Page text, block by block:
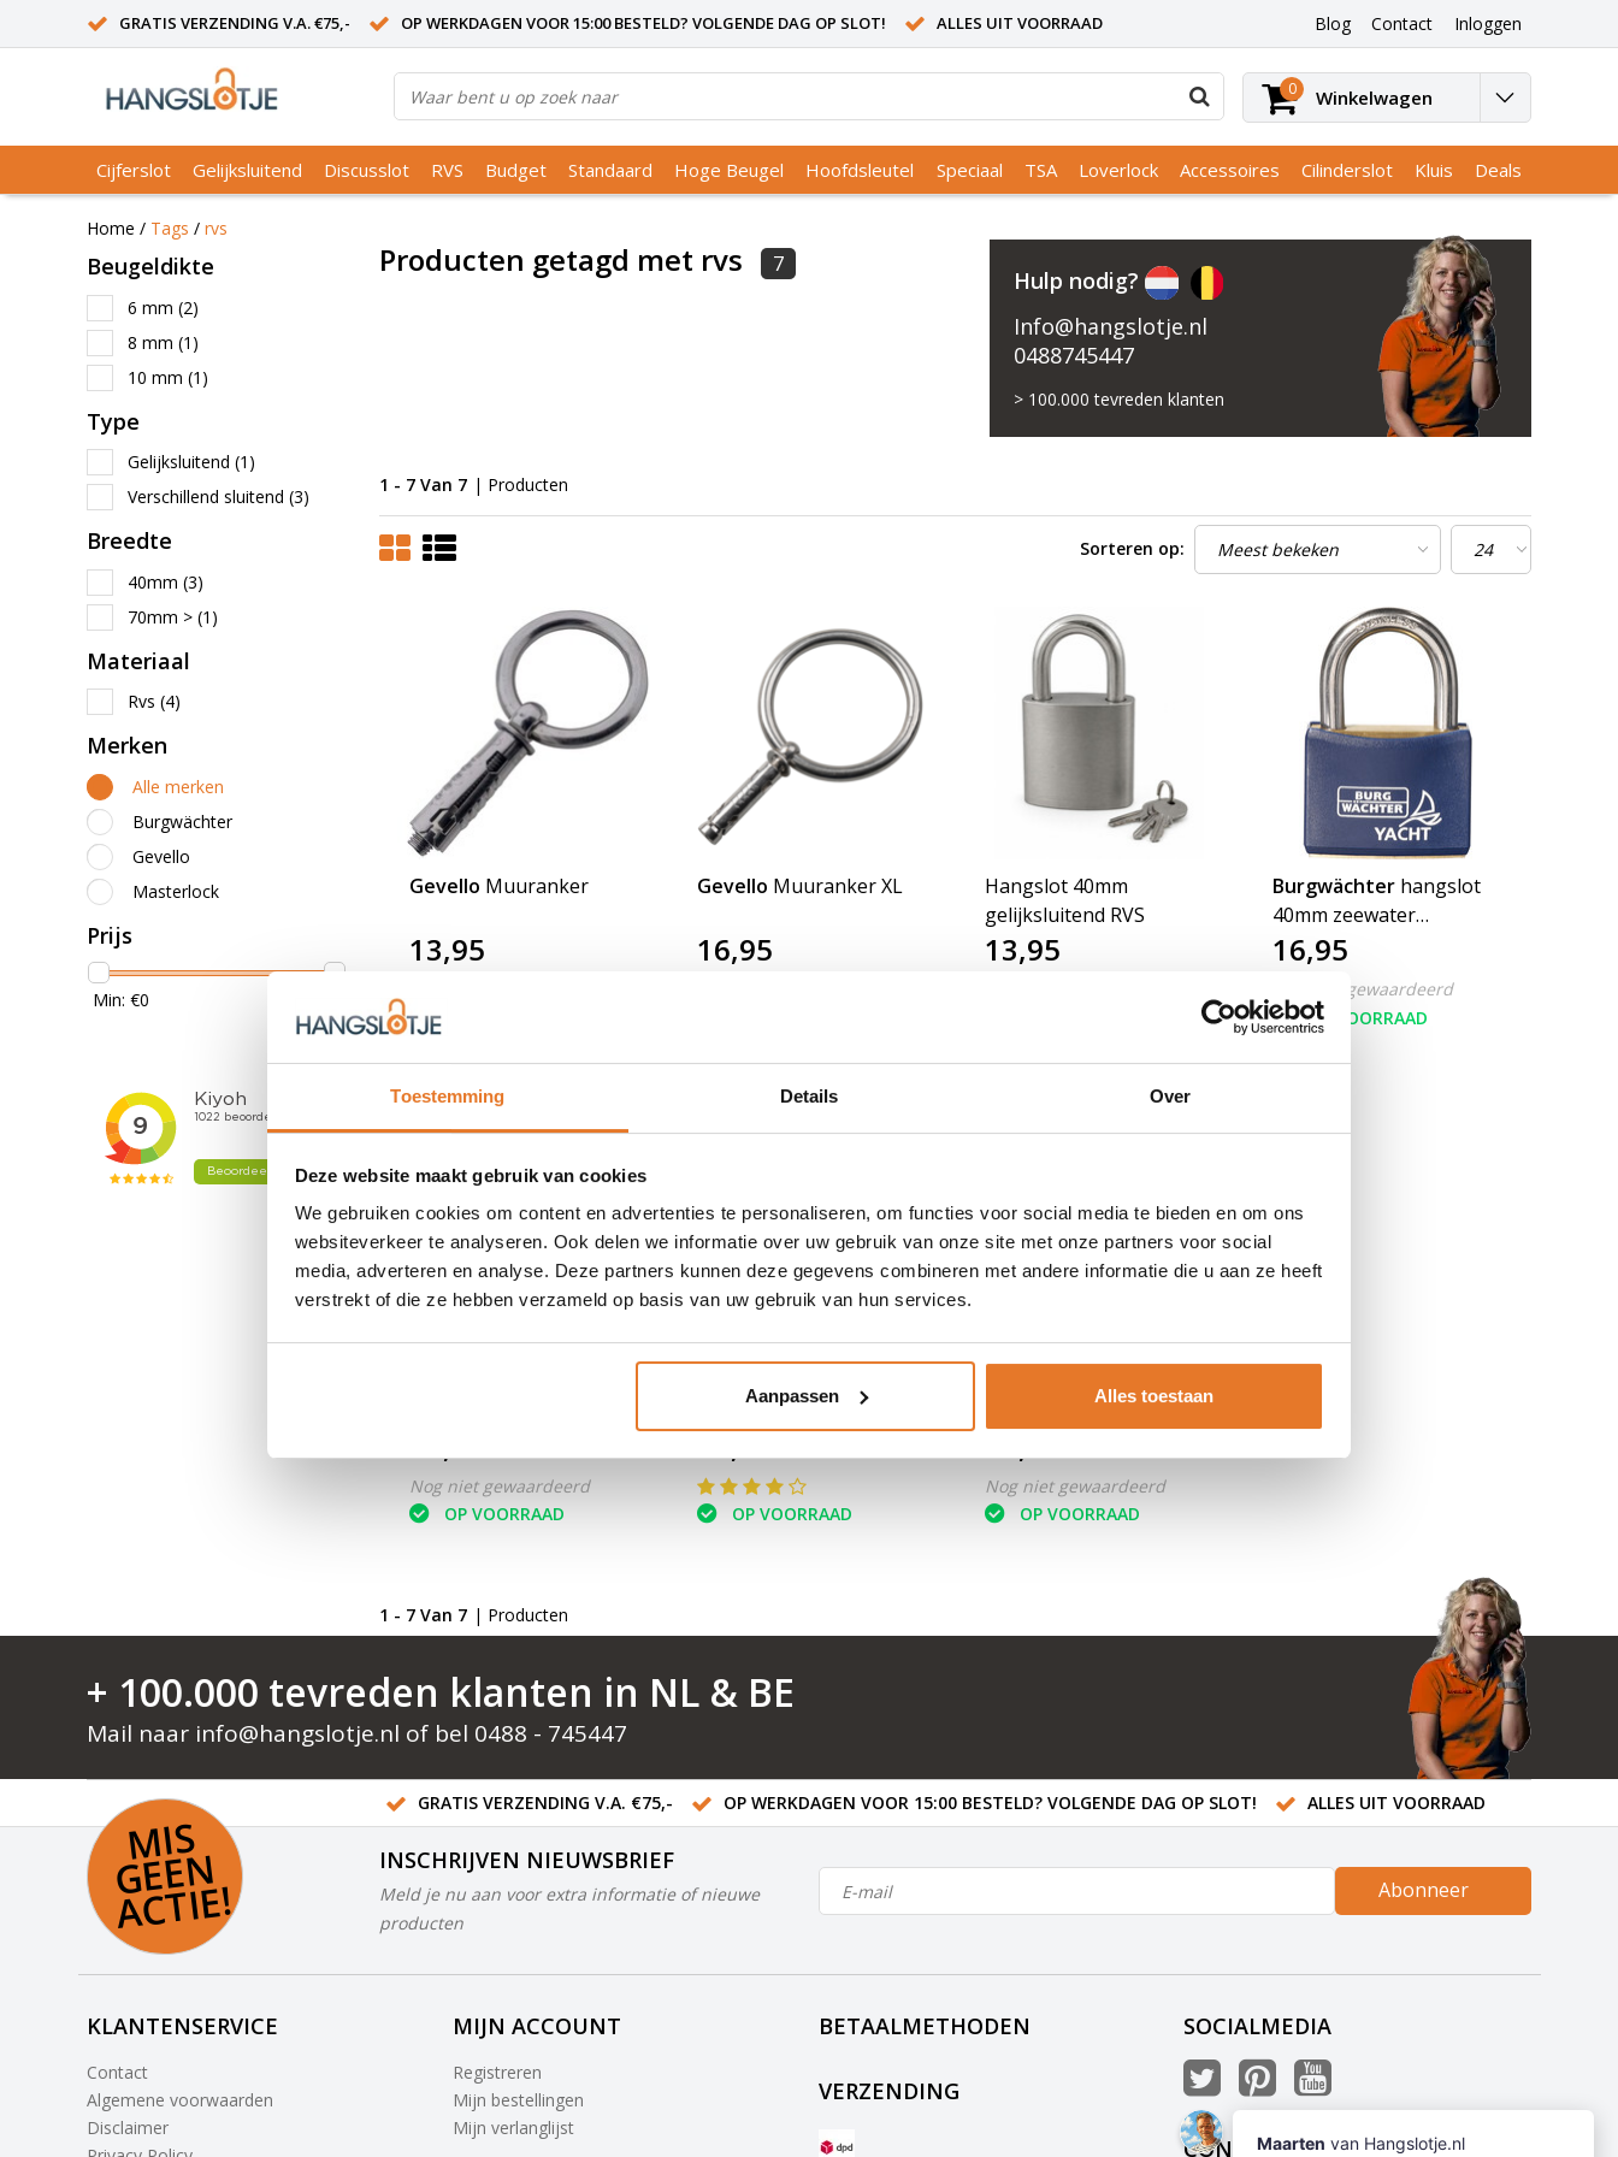
Toestemming Details Over
Deze website maakt gebruik van cookies
We gebruiken cookies om content en advertenties te personaliseren, om functies voor social media te bieden en om ons
websiteverkeer te analyseren. Ook delen we informatie over uw gebruik van onze site met onze partners voor social
media, adverteren en analyse. Deze partners kunnen deze gegevens combineren met andere informatie die u aan ze heeft
verstrekt of die ze hebben verzameld op basis van uw gebruik van hun services.
Aanpassen Alles toestaan
GRATIS VERZENDING V.A. €75,- OP WERKDAGEN VOOR 15:00 BESTELD? VOLGENDE DAG OP SLOT! ALLES UIT VOORRAAD Blog Contact Inloggen
0 Winkelwagen
Cijferslot Gelijksluitend Discusslot RVS Budget Standaard Hoge Beugel Hoofdsleutel Speciaal TSA Loverlock Accessoires Cilinderslot Kluis Deals
Home / Tags / rvs
Beugeldikte
6 mm (2)
8 mm (1)
10 mm (1)
Type
Gelijksluitend (1)
Verschillend sluitend (3)
Breedte
40mm (3)
70mm > (1)
Materiaal
Rvs (4)
Merken
Alle merken
Burgwächter
Gevello
Masterlock
Prijs
Min: €0
Producten getagd met rvs 7
Hulp nodig?
Info@hangslotje.nl
0488745447
> 100.000 tevreden klanten
1 - 7 Van 7 | Producten
Sorteren op:
Gevello Muuranker
13,95
Gevello Muuranker XL
16,95
Hangslot 40mm
gelijksluitend RVS
13,95
Burgwächter hangslot
40mm zeewater
bestendig Yacht
16,95
Nog niet gewaardeerd
OP VOORRAAD
Nog niet gewaardeerd
OP VOORRAAD
Masterlock
hoekig
OP VOORRAAD
Hangslot No
crack boriumcarbide
Nog niet gewaardeerd
OP VOORRAAD
1 - 7 Van 7 | Producten
+ 100.000 tevreden klanten in NL & BE
Mail naar info@hangslotje.nl of bel 0488 - 745447
GRATIS VERZENDING V.A. €75,- OP WERKDAGEN VOOR 15:00 BESTELD? VOLGENDE DAG OP SLOT! ALLES UIT VOORRAAD
MI
S
G
E
E
N
A
C
TI
E!
INSCHRIJVEN NIEUWSBRIEF
Meld je nu aan voor extra informatie of nieuwe
producten
Abonneer
KLANTENSERVICE
Contact
Algemene voorwaarden
Disclaimer
MIJN ACCOUNT
Registreren
Mijn bestellingen
Mijn verlanglijst
BETAALMETHODEN
VERZENDING
SOCIALMEDIA
CONTACT